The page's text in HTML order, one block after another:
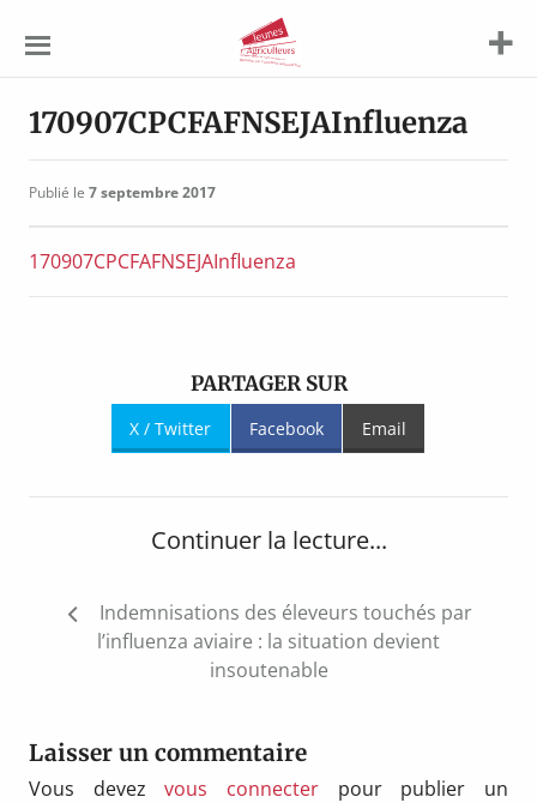
Agriculteurs
170907CPCFAFNSEJAInfluenza
Publié le 7 septembre 2017
170907CPCFAFNSEJAInfluenza
PARTAGER SUR
X / Twitter Facebook Email
Continuer la lecture...
Navigation
Indemnisations des éleveurs touchés par
l’influenza aviaire : la situation devient
insoutenable
Laisser un commentaire
Vous devezvous connecter pour publier un